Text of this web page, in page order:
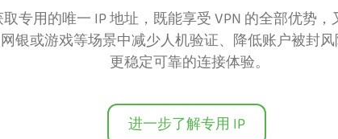
专用的唯一 IP 地址，既能享受 VPN 的全部优势
银或游戏等场景中减少人机验证、降低账户被封
更稳定可靠的连接体验。
进一步了解专用 IP